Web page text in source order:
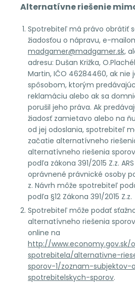
Alternatívne riešenie
Spotrebiteľ má právo obrátiť
žiadosťou o nápravu, e-
madgamer@madgamer.sk,
adresu: Dušan Križka,
Martin, IČO 46284460, ak nie
spôsobom, ktorým
reklamáciu alebo ak sa
porušil jeho práva. Ak
žiadosť zamietavo alebo na
od jej odoslania, spotrebiteľ
začatie alternatívneho
alternatívneho riešenia
podľa zákona 391/2015 Z.z.
oprávnené právnické osoby
z. Návrh môže spotrebiteľ
podľa §12 Zákona 391/2015 Z.z.
Spotrebiteľ môže podať
alternatívneho riešenia
online na
http://
spotrebitela/alternativne-
sporov-1/zoznam-
spotrebitelskych-sporov.